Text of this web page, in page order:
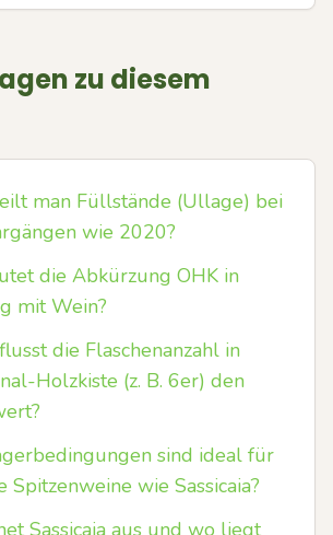
zu diesem
man Füllstände (Ullage) bei
wie 2020?
die Abkürzung OHK in
mit Wein?
die Flaschenanzahl in
Holzkiste (z. B. 6er) den
sind ideal für
Spitzenweine wie Sassicaia?
Sassicaia aus und wo liegt